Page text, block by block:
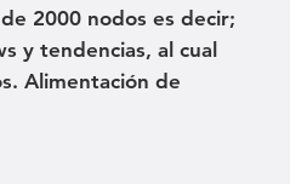
2000 nodos es decir;
y tendencias, al cual
Alimentación de